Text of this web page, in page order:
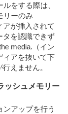
をする際は、
リーのみ
が挿入されて
タを認識できず
media.（イン
ィアを抜いて下
えません。
ッシュメモリー
アップを行う